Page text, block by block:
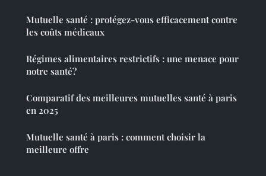
Mutuelle santé : protégez-vous efficacement contre
les coûts médicaux
Régimes alimentaires restrictifs : une menace pour
notre santé?
Comparatif des meilleures mutuelles santé à paris
en 2025
Mutuelle santé à paris : comment choisir la
meilleure offre